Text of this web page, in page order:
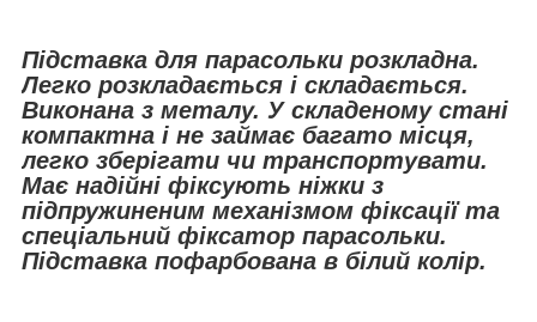
Підставка для парасольки розкладна.
Легко розкладається і складається.
Виконана з металу. У складеному стані
компактна і не займає багато місця,
легко зберігати чи транспортувати.
Має надійні фіксують ніжки з
підпружиненим механізмом фіксації та
спеціальний фіксатор парасольки.
Підставка пофарбована в білий колір.